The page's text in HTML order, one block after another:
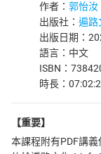
作者： 郭怡汝
出版社： 遍路
出版日期：
語言：中文
ISBN：
時長：
【重要】
本課程附有PDF講